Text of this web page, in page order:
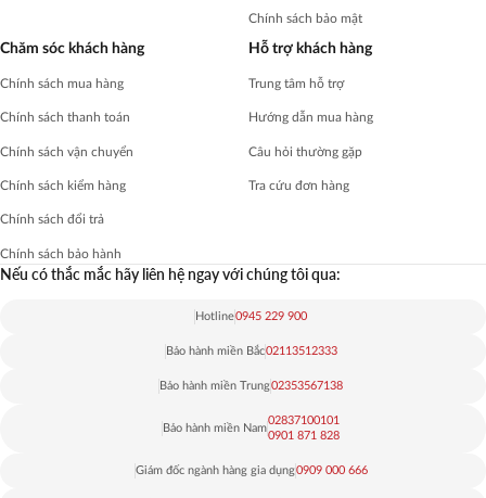
Chính sách bảo mật
Chăm sóc khách hàng
Chính sách mua hàng
Chính sách thanh toán
Chính sách vận chuyển
Chính sách kiểm hàng
Chính sách đổi trả
Chính sách bảo hành
Hỗ trợ khách hàng
Trung tâm hỗ trợ
Hướng dẫn mua hàng
Câu hỏi thường gặp
Tra cứu đơn hàng
Nếu có thắc mắc hãy liên hệ ngay với chúng tôi qua:
Hotline0945 229 900
Bảo hành miền Bắc02113512333
Bảo hành miền Trung02353567138
Bảo hành miền Nam
02837100101
0901 871 828
Giám đốc ngành hàng gia dụng0909 000 666